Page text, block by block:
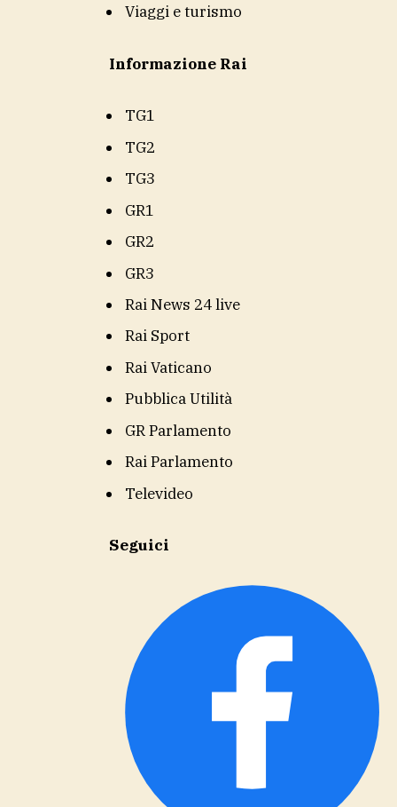
Viaggi e turismo
Informazione Rai
TG1
TG2
TG3
GR1
GR2
GR3
Rai News 24 live
Rai Sport
Rai Vaticano
Pubblica Utilità
GR Parlamento
Rai Parlamento
Televideo
Seguici